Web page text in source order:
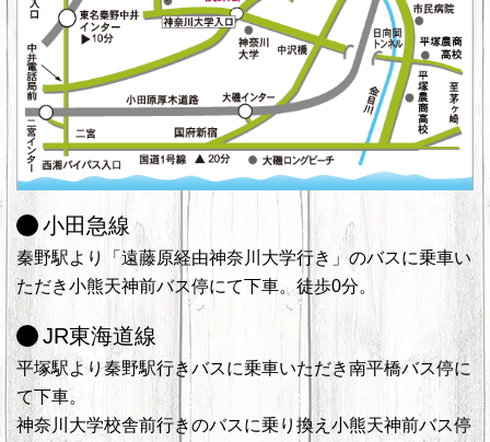
小田急線
秦野駅より「遠藤原経由神奈川大学行き」のバスに乗車い
ただき小熊天神前バス停にて下車。徒歩0分。
JR東海道線
平塚駅より秦野駅行きバスに乗車いただき南平橋バス停に
て下車。
神奈川大学校舎前行きのバスに乗り換え小熊天神前バス停